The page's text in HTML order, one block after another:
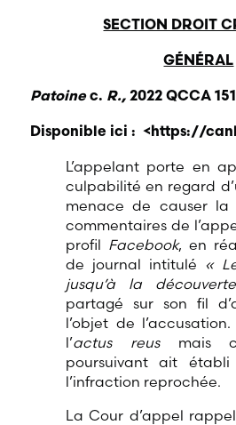
SECTION DROIT
GÉNÉRAL
Patoinec. R., 2022 QCCA
Disponible ici : < https://
L’appelant porte en
culpabilité en regard
menace de causer la
commentaires de
profil Facebook, en
de journal intitulé «
jusqu’à la
partagé sur son fil
l’objet de
l’actus reus mais
poursuivant ait
l’infraction reprochée.
La Cour d’appel